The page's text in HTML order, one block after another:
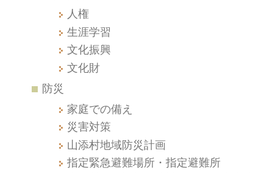
人権
生涯学習
文化振興
文化財
防災
家庭での備え
災害対策
山添村地域防災計画
指定緊急避難場所・指定避難所